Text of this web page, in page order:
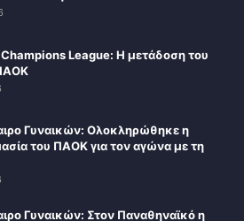
Champions League: Η μετάδοση του
Γυναικών: Ολοκληρώθηκε η
του ΠΑΟΚ για τον αγώνα με τη
Γυναικών: Στον Παναθηναϊκό η